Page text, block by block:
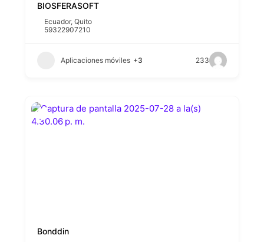
BIOSFERASOFT
Ecuador,Quito
59322907210
Aplicaciones móviles +3 233
Bonddin